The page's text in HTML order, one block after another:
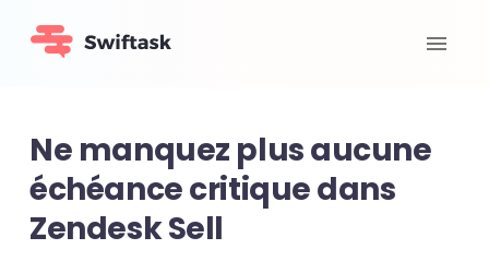
Ne manquez plus aucune
échéance critique dans
Zendesk Sell